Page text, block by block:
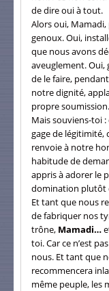
de dire oui à tout.
Alors oui,
genoux. Oui,
que nous avons
aveuglement. Oui,
de le faire,
notre dignité,
propre soumission.
Mais souviens-toi :
gage de légitimité,
renvoie à notre
habitude de
appris à adorer le
domination plutôt
Et tant que nous
de fabriquer nos
trône, Mamadi…
toi. Car ce n’est
nous. Et tant que
recommencera
même peuple, les